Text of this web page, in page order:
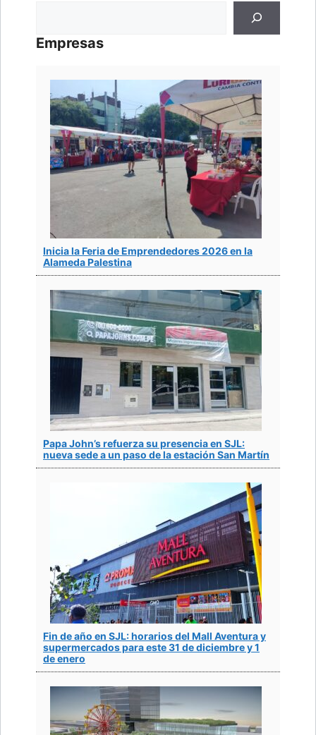
Empresas
Inicia la Feria de Emprendedores 2026 en la
Alameda Palestina
Papa John’s refuerza su presencia en SJL:
nueva sede a un paso de la estación San Martín
Fin de año en SJL: horarios del Mall Aventura y
supermercados para este 31 de diciembre y 1
de enero